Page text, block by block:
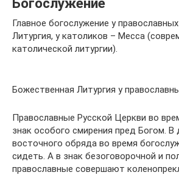
Главное богослужение у
Литургия, у католиков – Месса
католической литургии).
Божественная Литургия у
Православные Русской Церкви во
знак особого смирения пред Богом. В
восточного обряда во время
сидеть. А в знак безоговорочной и
православные совершают